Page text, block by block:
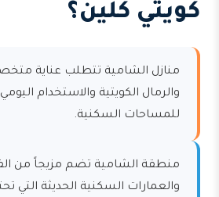
كويتي كلين؟
منازل الشامية تتطلب عناية
والرمال الكويتية والاستخدام
للمساحات السكنية.
منطقة الشامية تضم مزيجاً من
والعمارات السكنية الحديثة التي